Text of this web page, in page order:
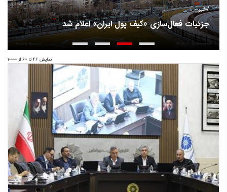
خبر/
جزئیات فعال‌سازی «کیف پول ایران» اعلام شد
نمایش 46 تا 60 از 10000